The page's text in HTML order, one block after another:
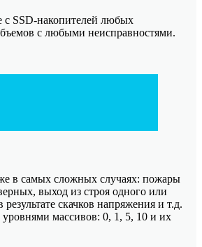
SSD-накопителей любых
с любыми неисправностями.
в самых сложных случаях: пожары
выход из строя одного или
результате скачков напряжения и т.д.
массивов: 0, 1, 5, 10 и их